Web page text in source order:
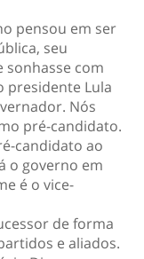
pensou em ser
seu
sonhasse com
presidente Lula
Nós
pré-candidato.
candidato ao
o governo em
é o vice-
de forma
e aliados.